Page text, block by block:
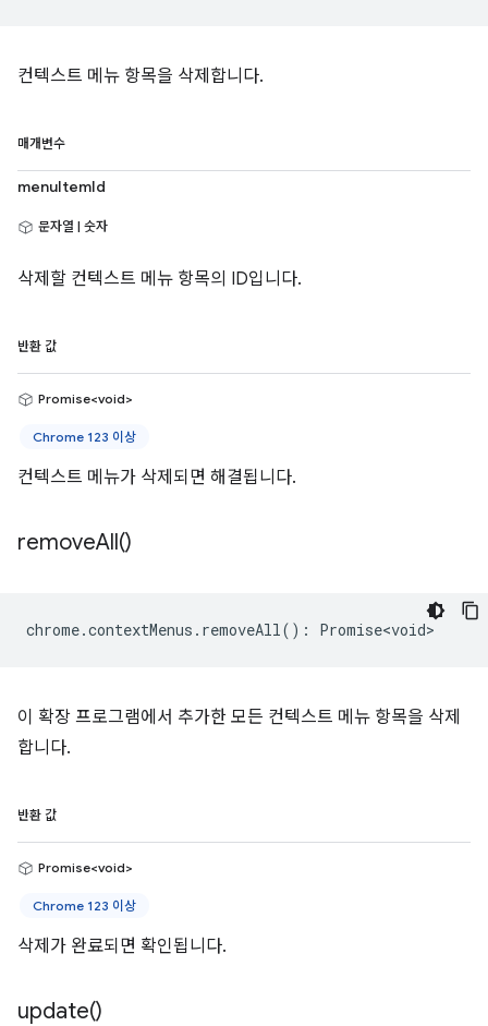
컨텍스트 메뉴 항목을 삭제합니다.
매개변수
menuItemId
문자열 | 숫자
삭제할 컨텍스트 메뉴 항목의 ID입니다.
반환 값
Promise<void>
Chrome 123 이상
컨텍스트 메뉴가 삭제되면 해결됩니다.
removeAll()
chrome.contextMenus . removeAll() : Promise<void>
이 확장 프로그램에서 추가한 모든 컨텍스트 메뉴 항목을 삭제
합니다.
반환 값
Promise<void>
Chrome 123 이상
삭제가 완료되면 확인됩니다.
update()